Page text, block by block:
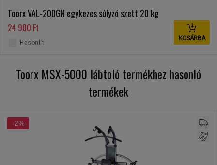
Toorx VAL-20DGN egykezes súlyzó szett 20 kg
24 900 Ft
KOSÁRBA
Hasonlít
Toorx MSX-5000 lábtoló termékhez hasonló
termékek
-2%